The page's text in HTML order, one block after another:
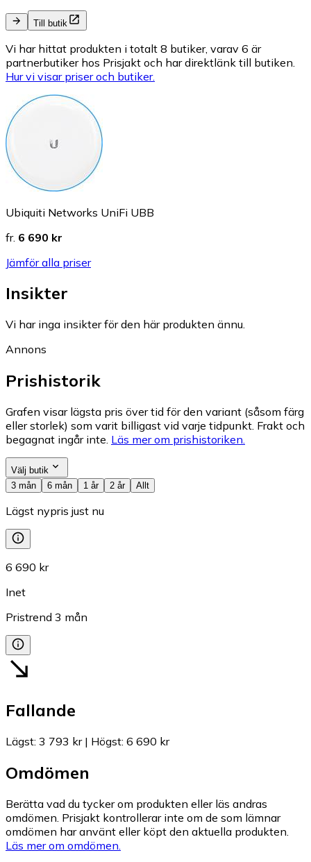
Till butik
Vi har hittat produkten i totalt 8 butiker, varav 6 är
partnerbutiker hos Prisjakt och har direktlänk till butiken.
Hur vi visar priser och butiker.
Ubiquiti Networks UniFi UBB
fr. 6 690 kr
Jämför alla priser
Insikter
Vi har inga insikter för den här produkten ännu.
Annons
Prishistorik
Grafen visar lägsta pris över tid för den variant (såsom färg
eller storlek) som varit billigast vid varje tidpunkt. Frakt och
begagnat ingår inte. Läs mer om prishistoriken.
Välj butik
3 mån
6 mån 1 år 2 år Allt
Lägst nypris just nu
6 690 kr
Inet
Pristrend 3 mån
Fallande
Lägst: 3 793 kr| Högst: 6 690 kr
Omdömen
Berätta vad du tycker om produkten eller läs andras
omdömen. Prisjakt kontrollerar inte om de som lämnar
omdömen har använt eller köpt den aktuella produkten.
Läs mer om omdömen.